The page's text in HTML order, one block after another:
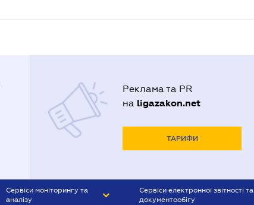
Реклама та PR
на ligazakon.net
ТАРИФИ
Сервіси моніторингу та
аналізу
Сервіси електронної звітності та
документообігу